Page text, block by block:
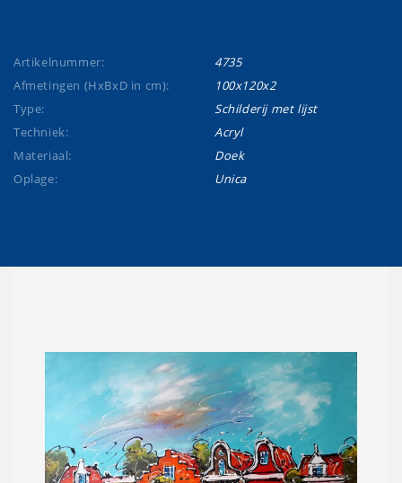
Artikelnummer:
4735
Afmetingen (HxBxD in cm):
100x120x2
Type:
Schilderij met lijst
Techniek:
Acryl
Materiaal:
Doek
Oplage:
Unica